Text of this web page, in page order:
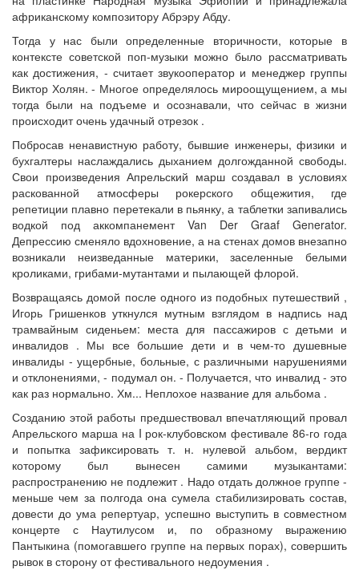
африканскому композитору Абрэру Абду.
Тогда у нас были определенные вторичности, которые в
контексте советской поп-музыки можно было рассматривать
как достижения, - считает звукооператор и менеджер группы
Виктор Холян. - Многое определялось мироощущением, а мы
тогда были на подъеме и осознавали, что сейчас в жизни
происходит очень удачный отрезок .
Побросав ненавистную работу, бывшие инженеры, физики и
бухгалтеры наслаждались дыханием долгожданной свободы.
Свои произведения Апрельский марш создавал в условиях
раскованной атмосферы рокерского общежития, где
репетиции плавно перетекали в пьянку, а таблетки запивались
водкой под аккомпанемент Van Der Graaf Generator.
Депрессию сменяло вдохновение, а на стенах домов внезапно
возникали неизведанные материки, заселенные белыми
кроликами, грибами-мутантами и пылающей флорой.
Возвращаясь домой после одного из подобных путешествий ,
Игорь Гришенков уткнулся мутным взглядом в надпись над
трамвайным сиденьем: места для пассажиров с детьми и
инвалидов . Мы все большие дети и в чем-то душевные
инвалиды - ущербные, больные, с различными нарушениями
и отклонениями, - подумал он. - Получается, что инвалид - это
как раз нормально. Хм... Неплохое название для альбома .
Созданию этой работы предшествовал впечатляющий провал
Апрельского марша на I рок-клубовском фестивале 86-го года
и попытка зафиксировать т. н. нулевой альбом, вердикт
которому был вынесен самими музыкантами:
распространению не подлежит . Надо отдать должное группе -
меньше чем за полгода она сумела стабилизировать состав,
довести до ума репертуар, успешно выступить в совместном
концерте с Наутилусом и, по образному выражению
Пантыкина (помогавшего группе на первых порах), совершить
рывок в сторону от фестивального недоумения .